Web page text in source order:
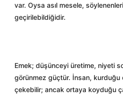
var. Oysa asıl mesele,
geçirilebildiğidir.
Emek; düşünceyi üretime, niyeti
görünmez güçtür. İnsan, kurduğu
çekebilir; ancak ortaya koyduğu